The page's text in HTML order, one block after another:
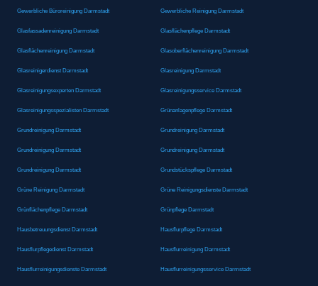
Gewerbliche Büroreinigung Darmstadt Gewerbliche Reinigung Darmstadt
Glasfassadenreinigung Darmstadt Glasflächenpflege Darmstadt
Glasflächenreinigung Darmstadt Glasoberflächenreinigung Darmstadt
Glasreinigerdienst Darmstadt Glasreinigung Darmstadt
Glasreinigungsexperten Darmstadt Glasreinigungsservice Darmstadt
Glasreinigungsspezialisten Darmstadt Grünanlagenpflege Darmstadt
Grundreinigung Darmstadt Grundreinigung Darmstadt
Grundreinigung Darmstadt Grundreinigung Darmstadt
Grundreinigung Darmstadt Grundstückspflege Darmstadt
Grüne Reinigung Darmstadt Grüne Reinigungsdienste Darmstadt
Grünflächenpflege Darmstadt Grünpflege Darmstadt
Hausbetreuungsdienst Darmstadt Hausflurpflege Darmstadt
Hausflurpflegedienst Darmstadt Hausflurreinigung Darmstadt
Hausflurreinigungsdienste Darmstadt Hausflurreinigungsservice Darmstadt